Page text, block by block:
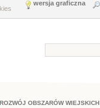
wersja graficzna
ROZWÓJ OBSZARÓW WIEJSKICH